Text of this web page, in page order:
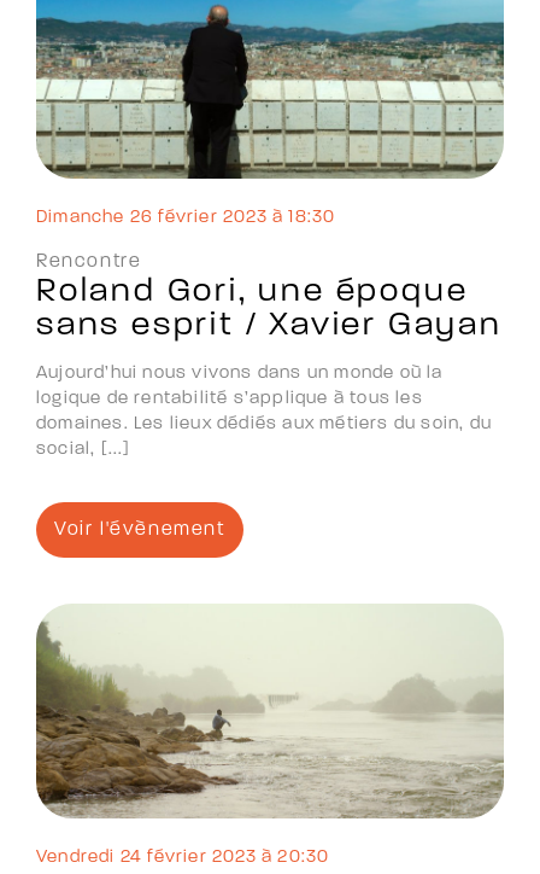
dimanche 26 février 2023 à 18:30
Rencontre
Roland Gori, une époque
sans esprit / Xavier Gayan
Aujourd’hui nous vivons dans un monde où la
logique de rentabilité s’applique à tous les
domaines. Les lieux dédiés aux métiers du soin, du
social, [...]
Voir l'évènement
vendredi 24 février 2023 à 20:30